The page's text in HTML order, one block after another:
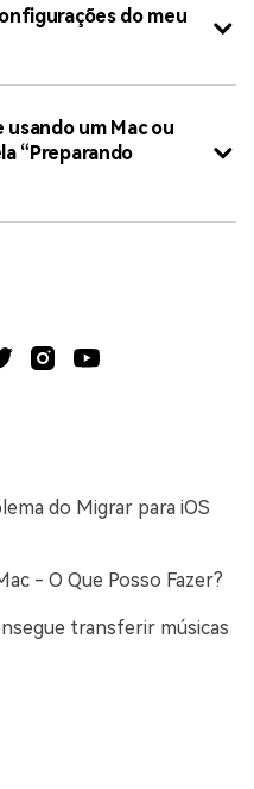
do meu
usando um Mac ou
“Preparando
do Migrar para iOS
- O Que Posso Fazer?
transferir músicas